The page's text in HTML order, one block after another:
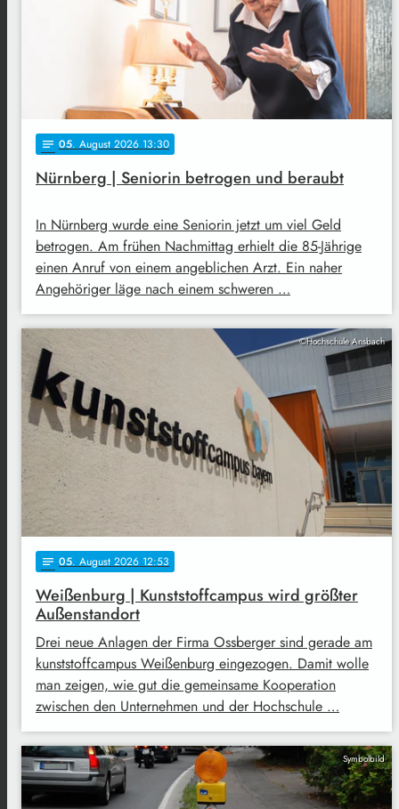
notes 05. August 2026 13:30
Nürnberg | Seniorin betrogen und beraubt
In Nürnberg wurde eine Seniorin jetzt um viel Geld
betrogen. Am frühen Nachmittag erhielt die 85-Jährige
einen Anruf von einem angeblichen Arzt. Ein naher
Angehöriger läge nach einem schweren …
©Hochschule Ansbach
notes 05. August 2026 12:53
Weißenburg | Kunststoffcampus wird größter
Außenstandort
Drei neue Anlagen der Firma Ossberger sind gerade am
kunststoffcampus Weißenburg eingezogen. Damit wolle
man zeigen, wie gut die gemeinsame Kooperation
zwischen den Unternehmen und der Hochschule …
Symbolbild